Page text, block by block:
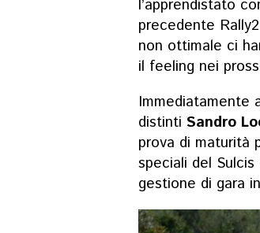
l’apprendistato
precedente
non ottimale ci
il feeling nei
Immediatamente
distinti Sandro
prova di maturità
speciali del
gestione di gara